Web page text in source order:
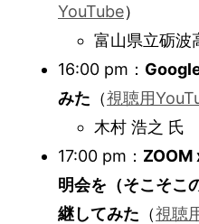
YouTube）
富山県立砺波
16:00 pm：
みた （視聴用
木村 浩之 氏
17:00 pm： ZOOM
明会を（そこそこ
継してみた （視聴